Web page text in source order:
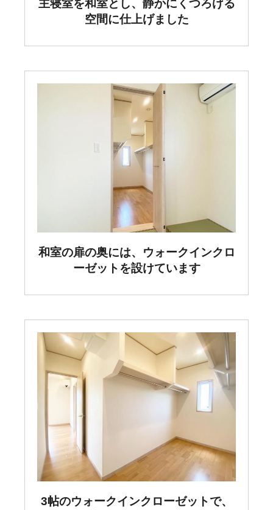
主寝室を和室とし、静かにくつろげる
空間に仕上げました
和室の扉の奥には、ウォークインクロ
ーゼットを設けています
3帖のウォークインクローゼットで、